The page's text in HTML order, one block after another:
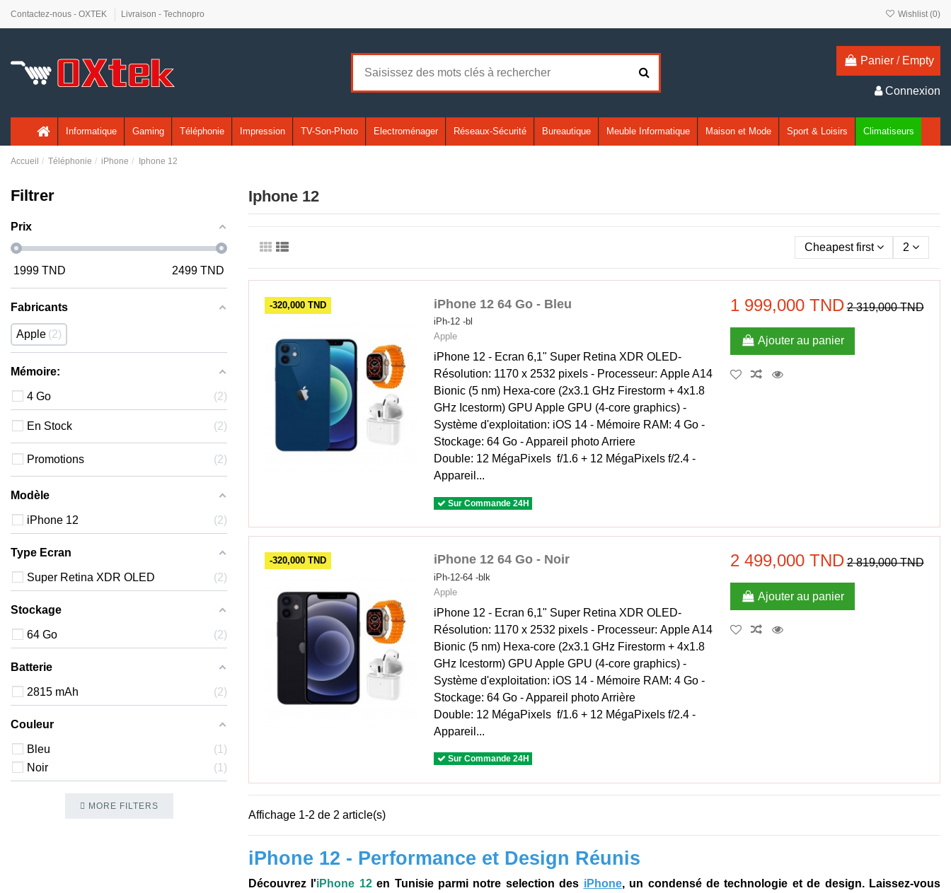
Contactez-nous - OXTEK Livraison - Technopro Wishlist (0)
Panier / Empty
Connexion
Informatique Gaming Téléphonie Impression TV-Son-Photo Electroménager Réseaux-Sécurité Bureautique Meuble Informatique Maison et Mode Sport & Loisirs Climatiseurs
Accueil Téléphonie iPhone Iphone 12
Iphone 12
Cheapest first 2
-320,000 TND iPhone 12 64 Go - Bleu
iPh-12 -bl
Apple
iPhone 12 - Ecran 6,1" Super Retina XDR OLED-
Résolution: 1170 x 2532 pixels - Processeur: Apple A14
Bionic (5 nm) Hexa-core (2x3.1 GHz Firestorm + 4x1.8
GHz Icestorm) GPU Apple GPU (4-core graphics) -
Système d'exploitation: iOS 14 - Mémoire RAM: 4 Go -
Stockage: 64 Go - Appareil photo Arriere
Double: 12 MégaPixels f/1.6 + 12 MégaPixels f/2.4 -
Appareil...
Sur Commande 24H
1 999,000 TND 2 319,000 TND
Ajouter au panier
-320,000 TND iPhone 12 64 Go - Noir
iPh-12-64 -blk
Apple
iPhone 12 - Ecran 6,1" Super Retina XDR OLED-
Résolution: 1170 x 2532 pixels - Processeur: Apple A14
Bionic (5 nm) Hexa-core (2x3.1 GHz Firestorm + 4x1.8
GHz Icestorm) GPU Apple GPU (4-core graphics) -
Système d'exploitation: iOS 14 - Mémoire RAM: 4 Go -
Stockage: 64 Go - Appareil photo Arrière
Double: 12 MégaPixels f/1.6 + 12 MégaPixels f/2.4 -
Appareil...
Sur Commande 24H
2 499,000 TND 2 819,000 TND
Ajouter au panier
Affichage 1-2 de 2 article(s)
iPhone 12 - Performance et Design Réunis
Découvrez l'iPhone 12en Tunisie parmi notre selection des iPhone, un condensé de technologie et de design. Laissez-vous
Filtrer
Prix
1999 TND 2499 TND
Fabricants
Apple 2
Mémoire:
4 Go 2
En Stock 2
Promotions 2
Modèle
iPhone 12 2
Type Ecran
Super Retina XDR OLED 2
Stockage
64 Go 2
Batterie
2815 mAh 2
Couleur
Bleu
1
Noir
1
MORE FILTERS